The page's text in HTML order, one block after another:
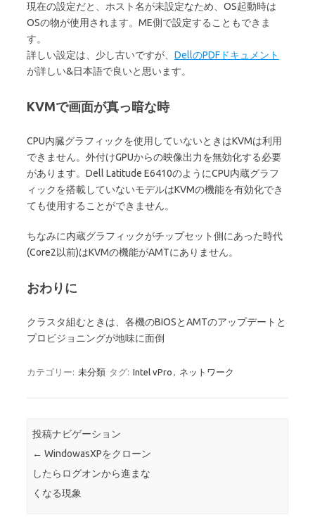
現在の設定だと、ホスト名が未設定なため、OS起動時は
OSの物が使用されます。ME側で設定することもできま
す。
詳しい設定は、少し古いですが、 DellのPDFドキュメント
が詳しい&日本語で良いと思います。
KVMで画面が真っ暗な時
CPU内臓グラフィックを使用していないときはKVMは利用
できません。外付けGPUからの映像出力を無効化する必要
があります。Dell Latitude E6410のようにCPU内蔵グラフ
ィックを搭載していないモデルはKVMの機能を有効化でき
ても使用することができません。
ちなみに内蔵グラフィックがチップセット側にあった時代
(Core2以前)はKVMの機能がAMTにありません。
おわりに
クラスタ組むときは、各機のBIOSとAMTのアップデートと
プロビジョニングが地味に面倒
カテゴリー: 未分類 タグ: Intel vPro , ネットワーク
投稿ナビゲーション
← WindowasXPをクローン
したらログオンから進まな
くなる現象